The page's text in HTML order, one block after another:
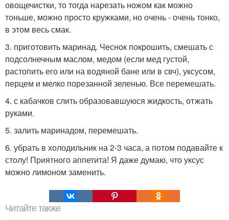
овощечистки, то тогда нарезать ножом как можно
тоньше, можно просто кружками, но очень - очень тонко,
в этом весь смак.
3. приготовить маринад. Чеснок покрошить, смешать с
подсолнечным маслом, медом (если мед густой,
растопить его или на водяной бане или в свч), уксусом,
перцем и мелко порезанной зеленью. Все перемешать.
4. с кабачков слить образовавшуюся жидкость, отжать
руками.
5. залить маринадом, перемешать.
6. убрать в холодильник на 2-3 часа, а потом подавайте к
столу! Приятного аппетита! Я даже думаю, что уксус
можно лимоном заменить.
Читайте также